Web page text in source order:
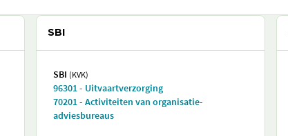
SBI
SBI (KVK)
96301 - Uitvaartverzorging
70201 - Activiteiten van organisatie-
adviesbureaus